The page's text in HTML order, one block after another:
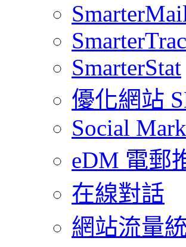
SmarterStat
優化網站
Social
eDM 電郵
在線對話
網站流量